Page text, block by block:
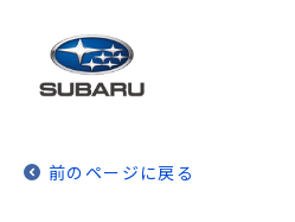
前のページに戻る